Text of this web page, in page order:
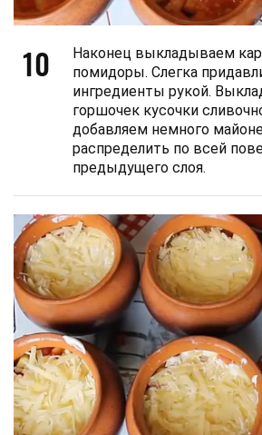
10
Наконец выкладываем
помидоры. Слегка
ингредиенты рукой.
горшочек кусочки
добавляем немного
распределить по всей
предыдущего слоя.